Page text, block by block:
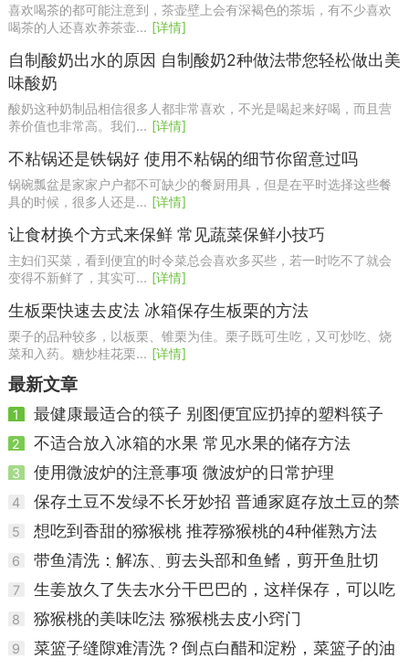
喜欢喝茶的都可能注意到，茶壶壁上会有深褐色的茶垢，有不少喜欢
喝茶的人还喜欢养茶壶... [详情]
自制酸奶出水的原因 自制酸奶2种做法带您轻松做出美
味酸奶
酸奶这种奶制品相信很多人都非常喜欢，不光是喝起来好喝，而且营
养价值也非常高。我们... [详情]
不粘锅还是铁锅好 使用不粘锅的细节你留意过吗
锅碗瓢盆是家家户户都不可缺少的餐厨用具，但是在平时选择这些餐
具的时候，很多人还是... [详情]
让食材换个方式来保鲜 常见蔬菜保鲜小技巧
主妇们买菜，看到便宜的时令菜总会喜欢多买些，若一时吃不了就会
变得不新鲜了，其实可... [详情]
生板栗快速去皮法 冰箱保存生板栗的方法
栗子的品种较多，以板栗、锥栗为佳。栗子既可生吃，又可炒吃、烧
菜和入药。糖炒桂花栗... [详情]
最新文章
1 最健康最适合的筷子 别图便宜应扔掉的塑料筷子
2 不适合放入冰箱的水果 常见水果的储存方法
3 使用微波炉的注意事项 微波炉的日常护理
4 保存土豆不发绿不长牙妙招 普通家庭存放土豆的禁
5 想吃到香甜的猕猴桃 推荐猕猴桃的4种催熟方法
6 带鱼清洗：解冻、剪去头部和鱼鳍，剪开鱼肚切
7 生姜放久了失去水分干巴巴的，这样保存，可以吃
8 猕猴桃的美味吃法 猕猴桃去皮小窍门
9 菜篮子缝隙难清洗？倒点白醋和淀粉，菜篮子的油